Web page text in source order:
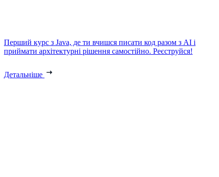
Перший курс з Java, де ти вчишся писати код разом з AI і
приймати архітектурні рішення самостійно. Реєструйся!
Детальніше